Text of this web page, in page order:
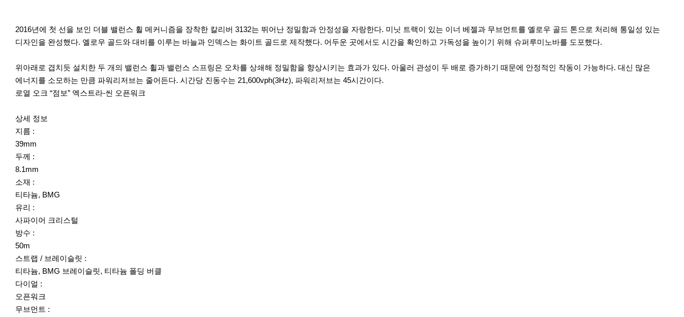
이
전
다
음
2016년에 첫 선을 보인 더블 밸런스 휠 메커니즘을 장착한 칼리버 3132는 뛰어난 정밀함과 안정성을 자랑한다. 미닛 트랙이 있는 이너 베젤과 무브먼트를 옐로우 골드 톤으로 처리해 통일성 있는
디자인을 완성했다. 옐로우 골드와 대비를 이루는 바늘과 인덱스는 화이트 골드로 제작했다. 어두운 곳에서도 시간을 확인하고 가독성을 높이기 위해 슈퍼루미노바를 도포했다.
위아래로 겹치듯 설치한 두 개의 밸런스 휠과 밸런스 스프링은 오차를 상쇄해 정밀함을 향상시키는 효과가 있다. 아울러 관성이 두 배로 증가하기 때문에 안정적인 작동이 가능하다. 대신 많은
에너지를 소모하는 만큼 파워리저브는 줄어든다. 시간당 진동수는 21,600vph(3Hz), 파워리저브는 45시간이다.
로열 오크 “점보” 엑스트라-씬 오픈워크
상세 정보
지름 :
39mm
두께 :
8.1mm
소재 :
티타늄, BMG
유리 :
사파이어 크리스털
방수 :
50m
스트랩 / 브레이슬릿 :
티타늄, BMG 브레이슬릿, 티타늄 폴딩 버클
다이얼 :
오픈워크
무브먼트 :